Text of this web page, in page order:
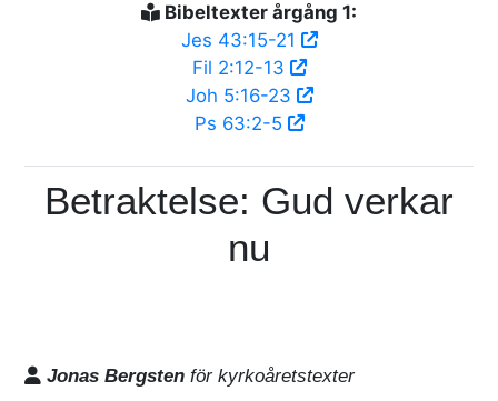
Bibeltexter årgång 1:
Jes 43:15-21
Fil 2:12-13
Joh 5:16-23
Ps 63:2-5
Betraktelse: Gud verkar
nu
Jonas Bergsten för kyrkoåretstexter